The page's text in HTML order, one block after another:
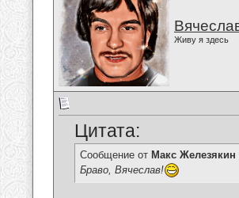
Живу я здесь
Цитата:
Сообщение от Макс Железякин
Браво, Вячеслав!